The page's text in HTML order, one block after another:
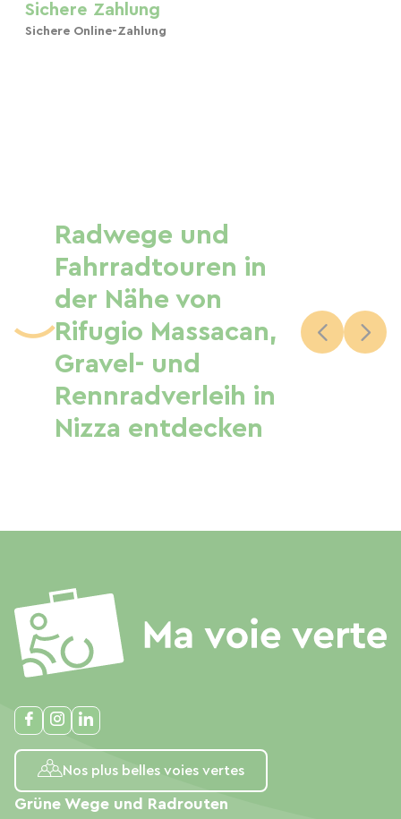
Sichere Zahlung
Sichere Online-Zahlung
Radwege und
Fahrradtouren in
der Nähe von
Rifugio Massacan,
Gravel- und
Rennradverleih in
Nizza entdecken
Nos plus belles voies vertes
Grüne Wege und Radrouten